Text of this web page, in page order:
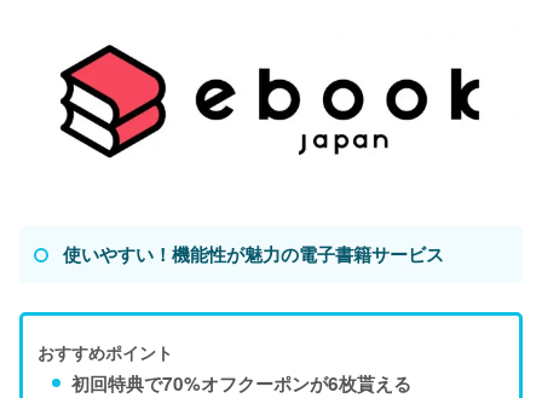
使いやすい！機能性が魅力の電子書籍サービス
おすすめポイント
初回特典で70%オフクーポンが6枚貰える